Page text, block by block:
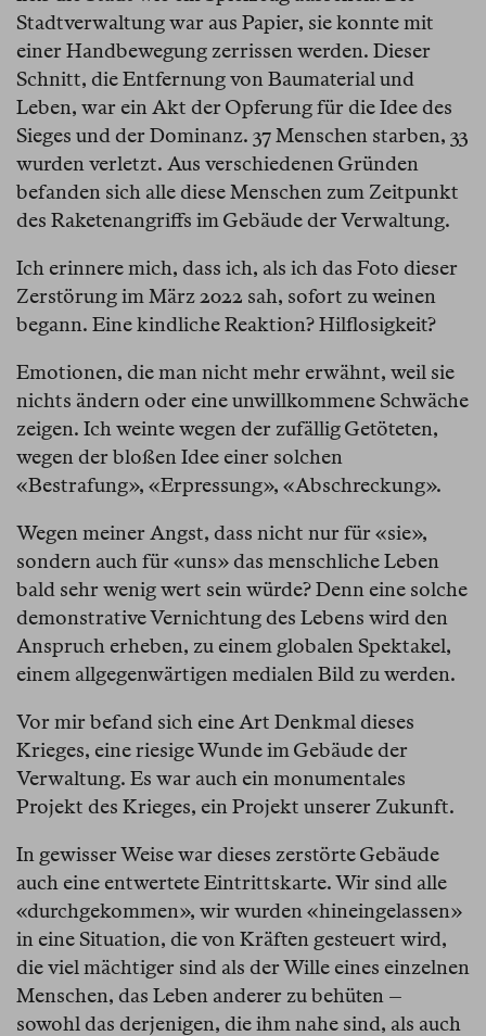
Stadtverwaltung war aus Papier, sie konnte mit
einer Handbewegung zerrissen werden. Dieser
Schnitt, die Entfernung von Baumaterial und
Leben, war ein Akt der Opferung für die Idee des
Sieges und der Dominanz. 37 Menschen starben, 33
wurden verletzt. Aus verschiedenen Gründen
befanden sich alle diese Menschen zum Zeitpunkt
des Raketenangriffs im Gebäude der Verwaltung.
Ich erinnere mich, dass ich, als ich das Foto dieser
Zerstörung im März 2022 sah, sofort zu weinen
begann. Eine kindliche Reaktion? Hilflosigkeit?
Emotionen, die man nicht mehr erwähnt, weil sie
nichts ändern oder eine unwillkommene Schwäche
zeigen. Ich weinte wegen der zufällig Getöteten,
wegen der bloßen Idee einer solchen
«Bestrafung», «Erpressung», «Abschreckung».
Wegen meiner Angst, dass nicht nur für «sie»,
sondern auch für «uns» das menschliche Leben
bald sehr wenig wert sein würde? Denn eine solche
demonstrative Vernichtung des Lebens wird den
Anspruch erheben, zu einem globalen Spektakel,
einem allgegenwärtigen medialen Bild zu werden.
Vor mir befand sich eine Art Denkmal dieses
Krieges, eine riesige Wunde im Gebäude der
Verwaltung. Es war auch ein monumentales
Projekt des Krieges, ein Projekt unserer Zukunft.
In gewisser Weise war dieses zerstörte Gebäude
auch eine entwertete Eintrittskarte. Wir sind alle
«durchgekommen», wir wurden «hineingelassen»
in eine Situation, die von Kräften gesteuert wird,
die viel mächtiger sind als der Wille eines einzelnen
Menschen, das Leben anderer zu behüten –
sowohl das derjenigen, die ihm nahe sind, als auch